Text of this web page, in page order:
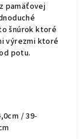
pamäťovej
šnúrok ktoré
výrezmi ktoré
potu.
/ 39-